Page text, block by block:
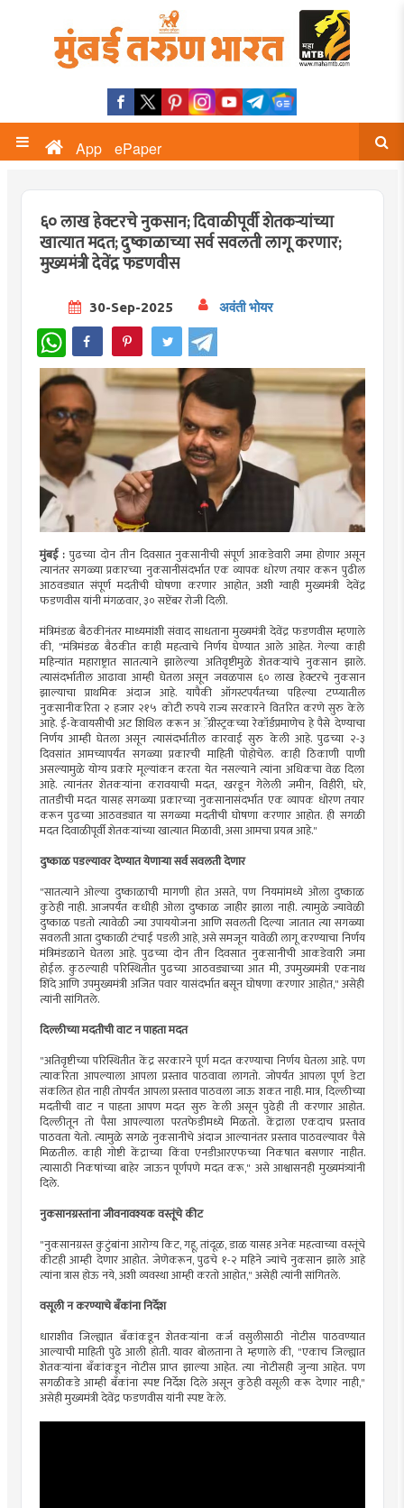
App ePaper
६० लाख हेक्टरचे नुकसान; दिवाळीपूर्वी शेतकऱ्यांच्या
खात्यात मदत; दुष्काळाच्या सर्व सवलती लागू करणार;
मुख्यमंत्री देवेंद्र फडणवीस
30-Sep-2025 अवंती भोयर
WhatsApp
मुंबई :पुढच्या दोन तीन दिवसात नुकसानीची संपूर्ण आकडेवारी जमा होणार असून
त्यानंतर सगळ्या प्रकारच्या नुकसानीसंदर्भात एक व्यापक धोरण तयार करून पुढील
आठवड्यात संपूर्ण मदतीची घोषणा करणार आहोत, अशी ग्वाही मुख्यमंत्री देवेंद्र
फडणवीस यांनी मंगळवार, ३० सप्टेंबर रोजी दिली.
मंत्रिमंडळ बैठकीनंतर माध्यमांशी संवाद साधताना मुख्यमंत्री देवेंद्र फडणवीस म्हणाले
की, "मंत्रिमंडळ बैठकीत काही महत्वाचे निर्णय घेण्यात आले आहेत. गेल्या काही
महिन्यांत महाराष्ट्रात सातत्याने झालेल्या अतिवृष्टीमुळे शेतकऱ्यांचे नुकसान झाले.
त्यासंदर्भातील आढावा आम्ही घेतला असून जवळपास ६० लाख हेक्टरचे नुकसान
झाल्याचा प्राथमिक अंदाज आहे. यापैकी ऑगस्टपर्यंतच्या पहिल्या टप्प्यातील
नुकसानीकरिता २ हजार २१५ कोटी रुपये राज्य सरकारने वितरित करणे सुरु केले
आहे. ई-केवायसीची अट शिथिल करून अॅग्रीस्ट्रकच्या रेकॉर्डप्रमाणेच हे पैसे देण्याचा
निर्णय आम्ही घेतला असून त्यासंदर्भातील कारवाई सुरु केली आहे. पुढच्या २-३
दिवसांत आमच्यापर्यंत सगळ्या प्रकारची माहिती पोहोचेल. काही ठिकाणी पाणी
असल्यामुळे योग्य प्रकारे मूल्यांकन करता येत नसल्याने त्यांना अधिकचा वेळ दिला
आहे. त्यानंतर शेतकऱ्यांना करावयाची मदत, खरडून गेलेली जमीन, विहीरी, घरे,
तातडीची मदत यासह सगळ्या प्रकारच्या नुकसानासंदर्भात एक व्यापक धोरण तयार
करून पुढच्या आठवड्यात या सगळ्या मदतीची घोषणा करणार आहोत. ही सगळी
मदत दिवाळीपूर्वी शेतकऱ्यांच्या खात्यात मिळावी, असा आमचा प्रयत्न आहे."
दुष्काळ पडल्यावर देण्यात येणाऱ्या सर्व सवलती देणार
"सातत्याने ओल्या दुष्काळाची मागणी होत असते, पण नियमांमध्ये ओला दुष्काळ
कुठेही नाही. आजपर्यंत कधीही ओला दुष्काळ जाहीर झाला नाही. त्यामुळे ज्यावेळी
दुष्काळ पडतो त्यावेळी ज्या उपाययोजना आणि सवलती दिल्या जातात त्या सगळ्या
सवलती आता दुष्काळी टंचाई पडली आहे, असे समजून यावेळी लागू करण्याचा निर्णय
मंत्रिमंडळाने घेतला आहे. पुढच्या दोन तीन दिवसात नुकसानीची आकडेवारी जमा
होईल. कुठल्याही परिस्थितीत पुढच्या आठवड्याच्या आत मी, उपमुख्यमंत्री एकनाथ
शिंदे आणि उपमुख्यमंत्री अजित पवार यासंदर्भात बसून घोषणा करणार आहोत," असेही
त्यांनी सांगितले.
दिल्लीच्या मदतीची वाट न पाहता मदत
"अतिवृष्टीच्या परिस्थितीत केंद्र सरकारने पूर्ण मदत करण्याचा निर्णय घेतला आहे. पण
त्याकरिता आपल्याला आपला प्रस्ताव पाठवावा लागतो. जोपर्यंत आपला पूर्ण डेटा
संकलित होत नाही तोपर्यंत आपला प्रस्ताव पाठवला जाऊ शकत नाही. मात्र, दिल्लीच्या
मदतीची वाट न पाहता आपण मदत सुरु केली असून पुढेही ती करणार आहोत.
दिल्लीतून तो पैसा आपल्याला परतफेडीमध्ये मिळतो. केंद्राला एकदाच प्रस्ताव
पाठवता येतो. त्यामुळे सगळे नुकसानीचे अंदाज आल्यानंतर प्रस्ताव पाठवल्यावर पैसे
मिळतील. काही गोष्टी केंद्राच्या किंवा एनडीआरएफच्या निकषात बसणार नाहीत.
त्यासाठी निकषांच्या बाहेर जाऊन पूर्णपणे मदत करू," असे आश्वासनही मुख्यमंत्र्यांनी
दिले.
नुकसानग्रस्तांना जीवनावश्यक वस्तूंचे कीट
"नुकसानग्रस्त कुटुंबांना आरोग्य किट, गहू, तांदूळ, डाळ यासह अनेक महत्वाच्या वस्तूंचे
कीटही आम्ही देणार आहोत. जेणेकरून, पुढचे १-२ महिने ज्यांचे नुकसान झाले आहे
त्यांना त्रास होऊ नये, अशी व्यवस्था आम्ही करतो आहोत," असेही त्यांनी सांगितले.
वसूली न करण्याचे बँकांना निर्देश
धाराशीव जिल्ह्यात बँकांकडून शेतकऱ्यांना कर्ज वसुलीसाठी नोटीस पाठवण्यात
आल्याची माहिती पुढे आली होती. यावर बोलताना ते म्हणाले की, "एकाच जिल्ह्यात
शेतकऱ्यांना बँकांकडून नोटीस प्राप्त झाल्या आहेत. त्या नोटीसही जुन्या आहेत. पण
सगळीकडे आम्ही बँकांना स्पष्ट निर्देश दिले असून कुठेही वसूली करू देणार नाही,"
असेही मुख्यमंत्री देवेंद्र फडणवीस यांनी स्पष्ट केले.